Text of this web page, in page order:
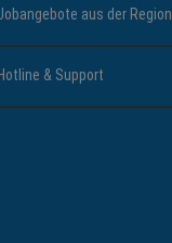
aus der Region
Hotline & Support